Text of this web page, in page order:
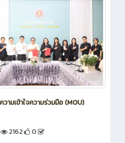
ามเข้าใจความร่วมมือ (MOU)
2162 0